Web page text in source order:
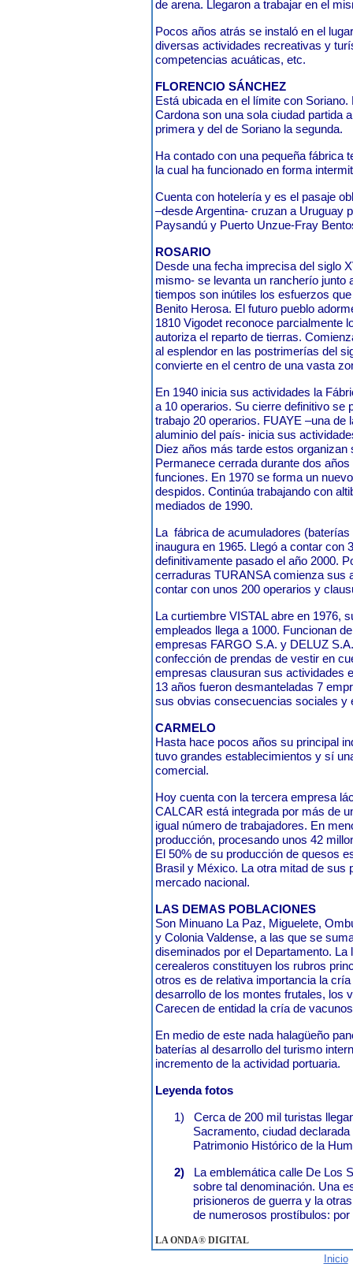
de arena. Llegaron a trabajar en el
Pocos años atrás se instaló en el
diversas actividades recreativas y
competencias acuáticas, etc.
FLORENCIO SÁNCHEZ
Está ubicada en el límite con
Cardona son una sola ciudad partida
primera y del de Soriano la segunda.
Ha contado con una pequeña fábrica
la cual ha funcionado en forma
Cuenta con hotelería y es el pasaje
–desde Argentina- cruzan a Uruguay
Paysandú y Puerto Unzue-Fray
ROSARIO
Desde una fecha imprecisa del siglo
mismo- se levanta un rancherío junto
tiempos son inútiles los esfuerzos
Benito Herosa. El futuro pueblo
1810 Vigodet reconoce parcialmente
autoriza el reparto de tierras.
al esplendor en las postrimerías del
convierte en el centro de una vasta
En 1940 inicia sus actividades la
a 10 operarios. Su cierre definitivo se
trabajo 20 operarios. FUAYE –una de
aluminio del país- inicia sus
Diez años más tarde estos
Permanece cerrada durante dos
funciones. En 1970 se forma un
despidos. Continúa trabajando con
mediados de 1990.
La fábrica de acumuladores
inaugura en 1965. Llegó a contar con
definitivamente pasado el año 2000.
cerraduras TURANSA comienza sus
contar con unos 200 operarios y
La curtiembre VISTAL abre en 1976,
empleados llega a 1000. Funcionan
empresas FARGO S.A. y DELUZ
confección de prendas de vestir en
empresas clausuran sus actividades
13 años fueron desmanteladas 7
sus obvias consecuencias sociales
CARMELO
Hasta hace pocos años su principal
tuvo grandes establecimientos y sí
comercial.
Hoy cuenta con la tercera empresa
CALCAR está integrada por más de
igual número de trabajadores. En
producción, procesando unos 42
El 50% de su producción de quesos
Brasil y México. La otra mitad de sus
mercado nacional.
LAS DEMAS POBLACIONES
Son Minuano La Paz, Miguelete,
y Colonia Valdense, a las que se
diseminados por el Departamento.
cerealeros constituyen los rubros
otros es de relativa importancia la
desarrollo de los montes frutales, los
Carecen de entidad la cría de
En medio de este nada halagüeño
baterías al desarrollo del turismo
incremento de la actividad portuaria.
Leyenda fotos
1)
Cerca de 200 mil turistas
Sacramento, ciudad
Patrimonio Histórico de la
2)
La emblemática calle De Los
sobre tal denominación. Una
prisioneros de guerra y la
de numerosos prostíbulos:
LA ONDA® DIGITAL
Inicio